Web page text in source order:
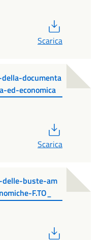
Scarica
documenta
ed-economica
Scarica
buste-am
F.TO_